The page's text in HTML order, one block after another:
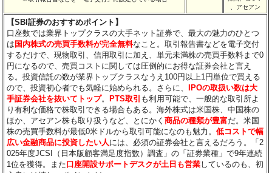
、アセアン
【SBI証券のおすすめポイント】
口座数では業界トップクラスの大手ネット証券で、最大の魅力のひとつ
は 国内株式の売買手数料が完全無料なこと。取引報告書などを電子交付
するだけで、現物取引、信用取引に加え、単元未満株の売買手数料まで0
円になるので、売買コストに関しては圧倒的にお得な証券会社と言え
る。投資信託の数が業界トップクラスなうえ100円以上1円単位で買える
ので、投資初心者でも気軽に始められる。さらに、
IPOの取扱い数は大
手証券会社を抜いてトップ。 PTS取引 も利用可能で、一般的な取引所よ
り有利な価格で株取引できる場合もある。海外株式は米国株、中国株の
ほか、アセアン株も取り扱うなど、とにかく商品の種類が豊富だ。米国
株の売買手数料が最低0米ドルから取引可能になのも魅力。低コストで幅
広い金融商品に投資したい人には、必須の証券会社と言えるだろう。「2
025年度JCSI（日本版顧客満足度指数）調査」の「証券業種」で9年連続
1位を獲得。また口座開設サポートデスクが土日も営業しているのも、初